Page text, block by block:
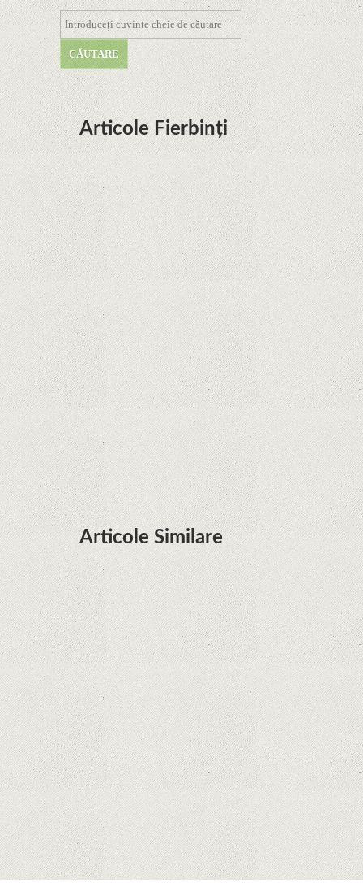
Articole Fierbinți
Dota Anime venind la Netflix în această lună de
la Legenda Korra Studio Mir
Curtea Supremă reglementează în favoarea
Google în Oracle Java Fight
Zvon: aplicațiile Google nu se mai pot instala pe
terminalele Huawei cu procesoare Kirin
Huawei P50 primeşte o posibilă dată de lansare
şi e mai curând decât credeam; Are cameră
telephoto cu zoom optic variabil
Articole Similare